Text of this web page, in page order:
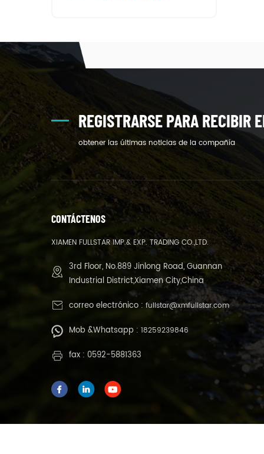
REGISTRARSE PARA RECIBIR
obtener las últimas noticias de la compañía
CONTÁCTENOS
XIAMEN FULLSTAR IMP.& EXP. TRADING CO.,LTD.
3rd Floor, No.889 Jinlong Road, Guannan
Industrial District,Xiamen City,China
correo electrónico : fullstar@xmfullstar.com
Mob &Whatsapp : 18259239846
fax : 0592-5881363